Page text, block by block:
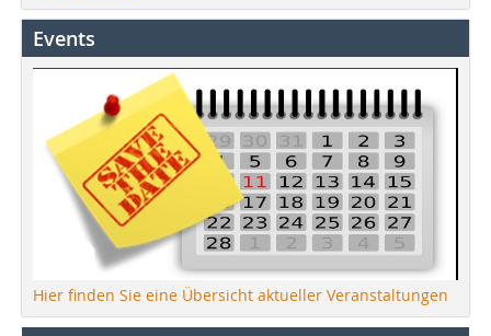
Events
Hier finden Sie eine Übersicht aktueller Veranstaltungen